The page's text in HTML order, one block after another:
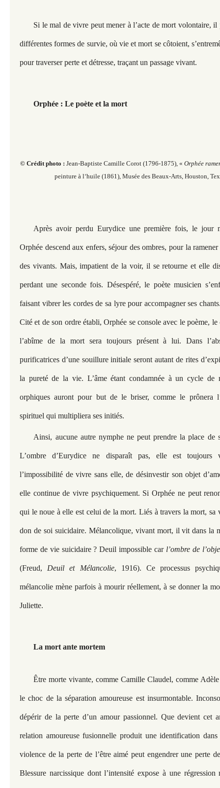
Si le mal de vivre peut mener à l’acte de mort volontaire, il
différentes formes de survie, où vie et mort se côtoient,
pour traverser perte et détresse, traçant un passage vivant.
Orphée : Le poète et la mort
© Crédit photo : Jean-Baptiste Camille Corot (1796-1875), « Orphée
peinture à l‘huile (1861), Musée des Beaux-Arts, Houston,
Après avoir perdu Eurydice une première fois, le jour
Orphée descend aux enfers, séjour des ombres, pour la
des vivants. Mais, impatient de la voir, il se retourne et elle
perdant une seconde fois. Désespéré, le poète musicien
faisant vibrer les cordes de sa lyre pour accompagner ses
Cité et de son ordre établi, Orphée se console avec le poème,
l’abîme de la mort sera toujours présent à lui. Dans
purificatrices d’une souillure initiale seront autant de rites
la pureté de la vie. L’âme étant condamnée à un cycle de
orphiques auront pour but de le briser, comme le prônera
spirituel qui multipliera ses initiés.
Ainsi, aucune autre nymphe ne peut prendre la place de
L’ombre d’Eurydice ne disparaît pas, elle est
l’impossibilité de vivre sans elle, de désinvestir son objet
elle continue de vivre psychiquement. Si Orphée ne peut
qui le noue à elle est celui de la mort. Liés à travers la mort, sa
don de soi suicidaire. Mélancolique, vivant mort, il vit dans la
forme de vie suicidaire ? Deuil impossible car l’ombre de
(Freud, Deuil et Mélancolie, 1916). Ce processus
mélancolie mène parfois à mourir réellement, à se donner la
Juliette.
La mort ante mortem
Être morte vivante, comme Camille Claudel, comme
le choc de la séparation amoureuse est insurmontable.
dépérir de la perte d’un amour passionnel. Que devient cet
relation amoureuse fusionnelle produit une identification
violence de la perte de l’être aimé peut engendrer une perte
Blessure narcissique dont l’intensité expose à une régression